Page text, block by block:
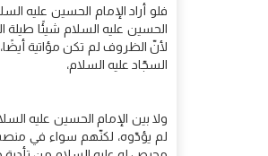
فلو أراد الإمام الحسين عليه
الحسين عليه السلام شيئًا
لأنّ الظروف لم تكن مؤاتية
السجّاد عليه السلام،
ولا بين الإمام الحسين عليه
لم يؤدّوه، لكنّهم سواء في منصب